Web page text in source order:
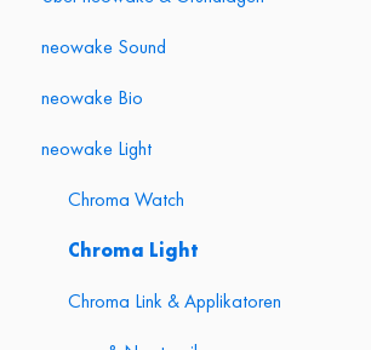
App & Mitgliederbereich
Abo & Kündigung
Grundlagen & Produktvergleich
Partner- & Affiliate-Programm
Gesundheit & Sicherheit
neowake Sound
Sessions anwenden
Biofrequenzen & Biotonics
Kopfhörer
NeuroTuner Stimmgabeln
neowake Bio
Frequenzmatte (groß)
Frequenzmatte mini & Frequenzgürtel
Energy Bracelet
neowake Light
Chroma Watch
Chroma Light
Chroma Link & Applikatoren